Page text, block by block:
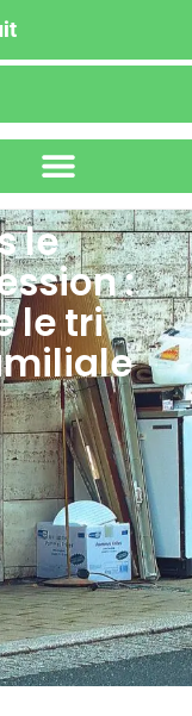
le
:
le tri